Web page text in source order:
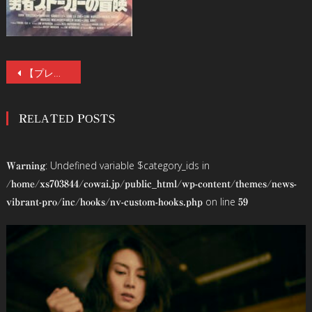
投
ナ
ゲ
ー
シ
【プレゼント】『フランキー・フリーコ』『デスストーカー』公開記念、スティーヴン・コスタンスキ監督インタビュー。二作品ポスターをセットで抽選で3名様にプレゼント。
RELATED POSTS
Warning: Undefined variable $category_ids in
/home/xs703844/cowai.jp/public_html/wp-content/themes/news-
vibrant-pro/inc/hooks/nv-custom-hooks.phpon line 59